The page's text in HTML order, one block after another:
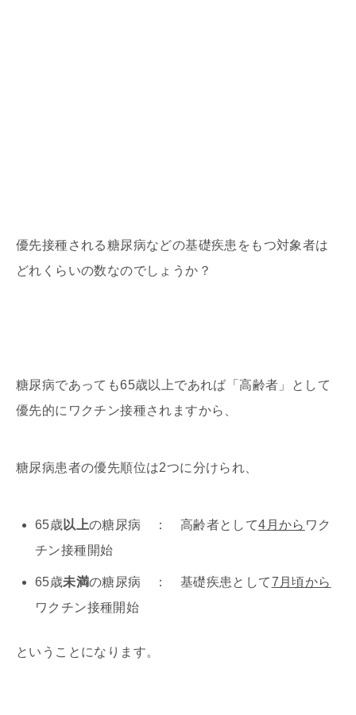
優先接種される糖尿病などの基礎疾患をもつ対象者は
どれくらいの数なのでしょうか？
糖尿病であっても65歳以上であれば「高齢者」として
優先的にワクチン接種されますから、
糖尿病患者の優先順位は2つに分けられ、
65歳以上の糖尿病 ： 高齢者として4月から ワク
チン接種開始
65歳未満の糖尿病 ： 基礎疾患として7月頃から
ワクチン接種開始
ということになります。